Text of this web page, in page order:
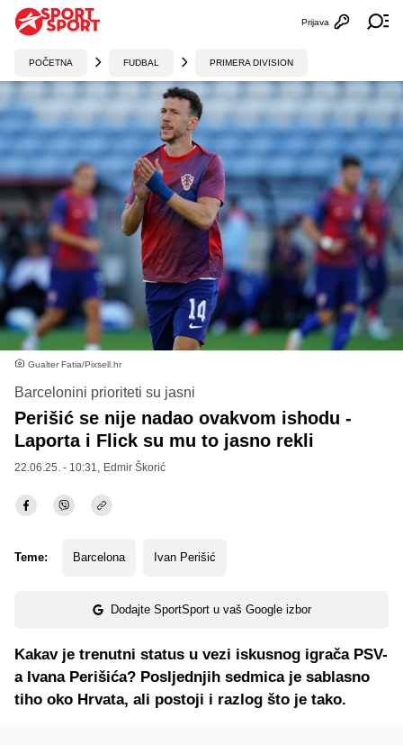
Otvori
Prijava
POČETNA FUDBAL PRIMERA DIVISION
Gualter Fatia/Pixsell.hr
Barcelonini prioriteti su jasni
Perišić se nije nadao ovakvom ishodu -
Laporta i Flick su mu to jasno rekli
22.06.25. - 10:31, Edmir Škorić
Teme: Barcelona Ivan Perišić
Dodajte SportSport u vaš Google izbor
Kakav je trenutni status u vezi iskusnog igrača PSV-
a Ivana Perišića? Posljednjih sedmica je sablasno
tiho oko Hrvata, ali postoji i razlog što je tako.